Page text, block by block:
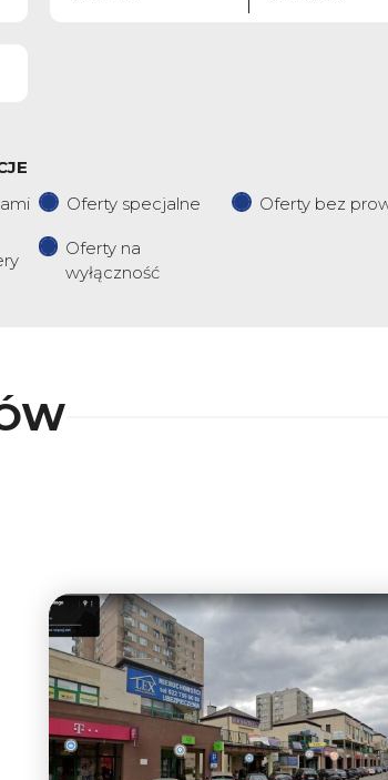
Oferty specjalne Oferty bez
Oferty na
wyłączność